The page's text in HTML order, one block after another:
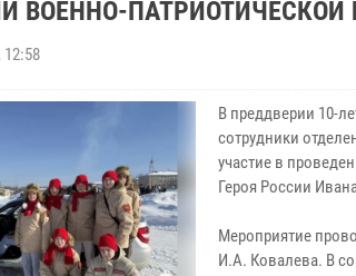
ВОЕННО-ПАТРИОТИЧЕСКОЙ
12:58
В преддверии 10-
сотрудники
участие в
Героя России
Мероприятие
И.А. Ковалева. В